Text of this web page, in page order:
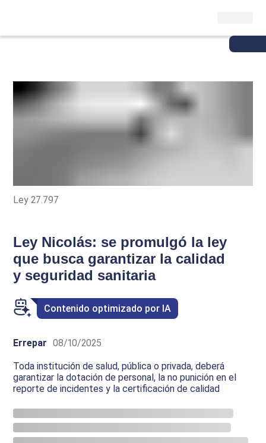
Ley 27.797
Ley Nicolás: se promulgó la ley
que busca garantizar la calidad
y seguridad sanitaria
Contenido optimizado por IA
Errepar 08/10/2025
Toda institución de salud, pública o privada, deberá
garantizar la dotación de personal, la no punición en el
reporte de incidentes y la certificación de calidad